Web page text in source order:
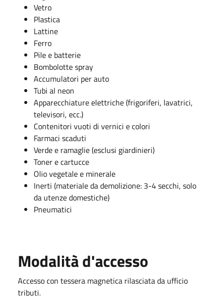
Vetro
Plastica
Lattine
Ferro
Pile e batterie
Bombolotte spray
Accumulatori per auto
Tubi al neon
Apparecchiature elettriche (frigoriferi, lavatrici,
televisori, ecc.)
Contenitori vuoti di vernici e colori
Farmaci scaduti
Verde e ramaglie (esclusi giardinieri)
Toner e cartucce
Olio vegetale e minerale
Inerti (materiale da demolizione: 3-4 secchi, solo
da utenze domestiche)
Pneumatici
Modalità d'accesso
Accesso con tessera magnetica rilasciata da ufficio
tributi.